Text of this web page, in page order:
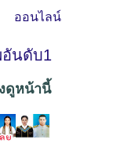
ออนไลน์
นดับ1
ดูหน้านี้